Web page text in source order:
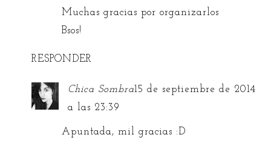
Muchas gracias por organizarlos
Bsos!
RESPONDER
Chica Sombra15 de septiembre de 2014
a las 23:39
Apuntada, mil gracias :D